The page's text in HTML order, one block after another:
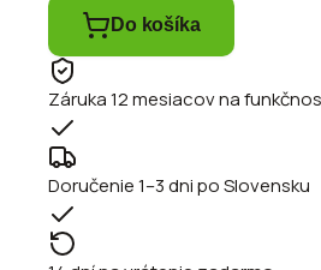
Do košíka
Záruka 12 mesiacov na
Doručenie 1–3 dni po Slovensku